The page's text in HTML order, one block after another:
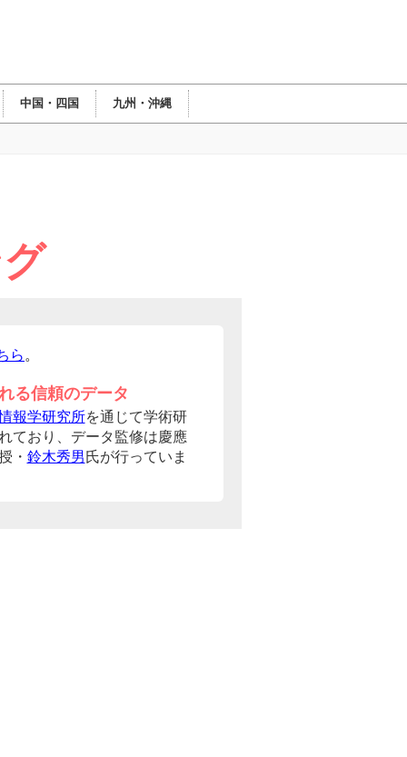
中国・四国 九州・沖縄
ら 。
る信頼のデータ
報学研究所を通じて学術研
ており、データ監修は慶應
・ 鈴木秀男 氏が行っていま